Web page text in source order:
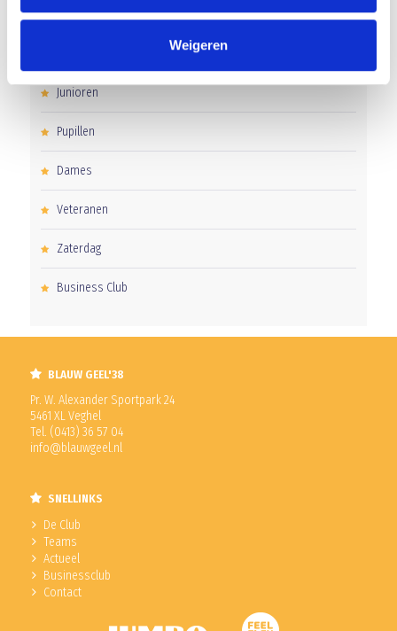
Weigeren
Clubnieuws
Junioren
Pupillen
Dames
Veteranen
Zaterdag
Business Club
BLAUW GEEL'38
Pr. W. Alexander Sportpark 24
5461 XL Veghel
Tel. (0413) 36 57 04
info@blauwgeel.nl
SNELLINKS
De Club
Teams
Actueel
Businessclub
Contact